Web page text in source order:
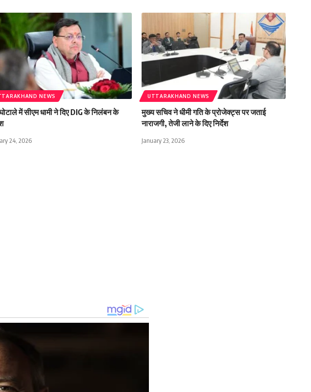
NEWS
घोटाले में सीएम धामी ने दिए DIG के निलंबन के
24, 2026
UTTARAKHAND NEWS
मुख्य सचिव ने धीमी गति के प्रोजेक्ट्स पर जताई
नाराजगी, तेजी लाने के दिए निर्देश
January 23, 2026